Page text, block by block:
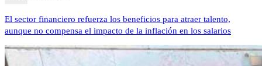
El sector financiero refuerza los beneficios para atraer talento,
aunque no compensa el impacto de la inflación en los salarios